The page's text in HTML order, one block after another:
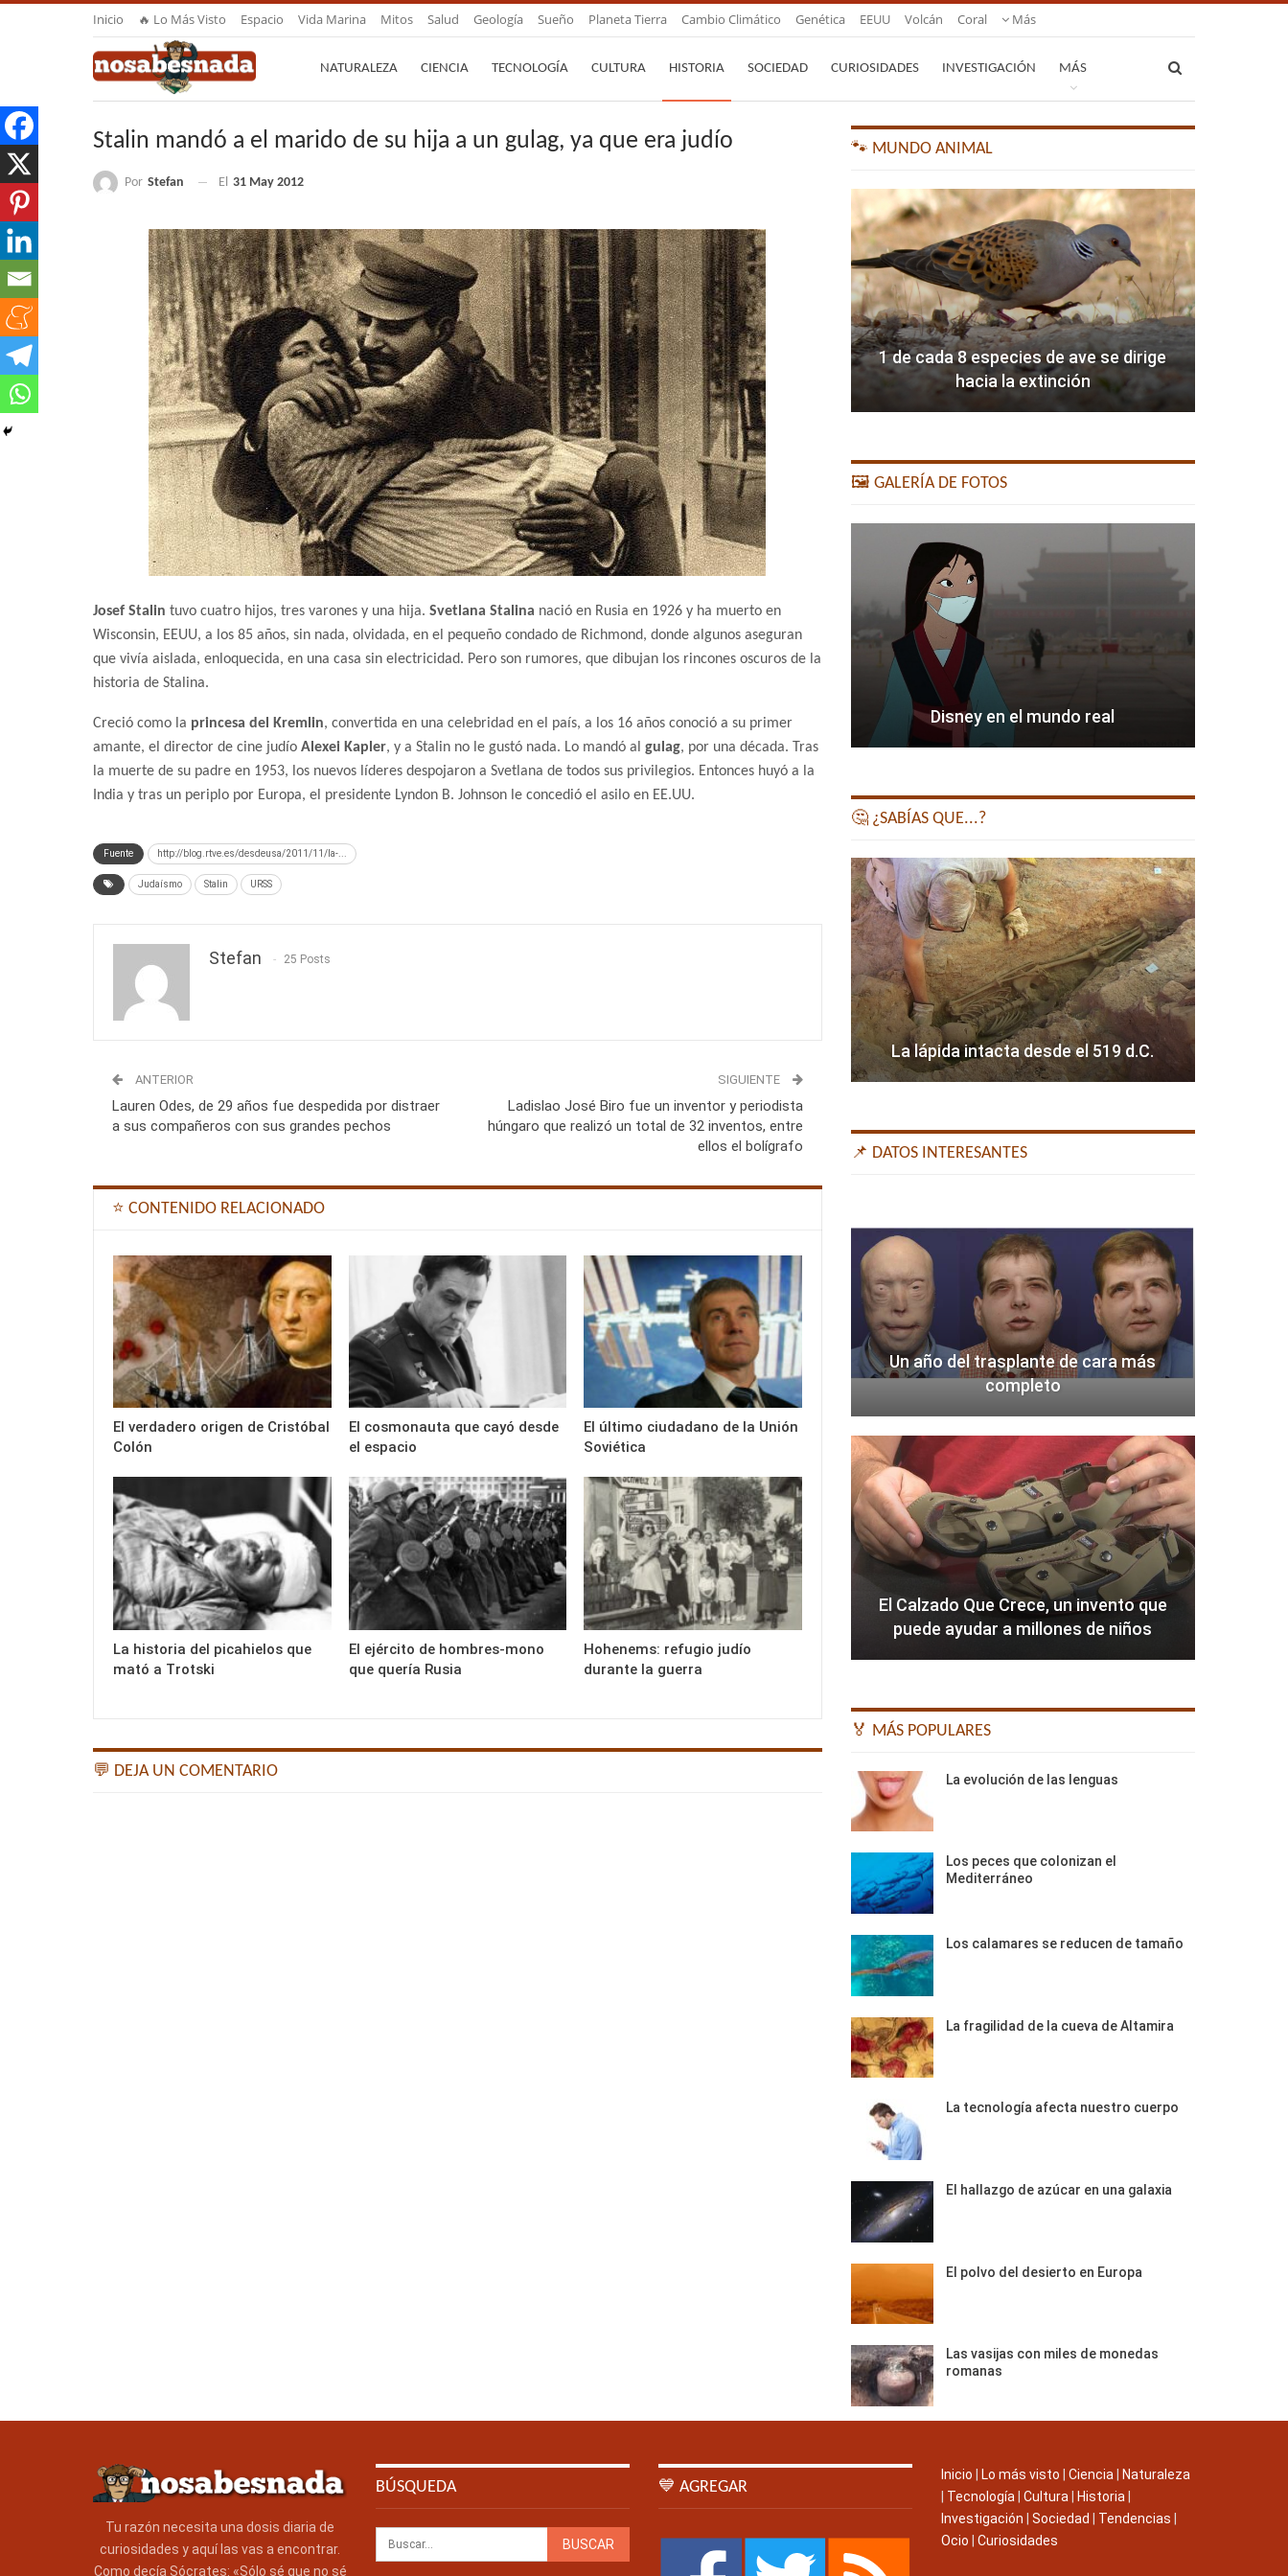
Inicio 🔥 Lo Más Visto Espacio Vida Marina Mitos Salud Geología Sueño Planeta Tierra Cambio Climático Genética EEUU Volcán Coral Más
NATURALEZA CIENCIA TECNOLOGÍA CULTURA HISTORIA SOCIEDAD CURIOSIDADES INVESTIGACIÓN MÁS
Stalin mandó a el marido de su hija a un gulag, ya que era judío
Por Stefan El 31 May 2012
Josef Stalin tuvo cuatro hijos, tres varones y una hija. Svetlana Stalina nació en Rusia en 1926 y ha muerto en
Wisconsin, EEUU, a los 85 años, sin nada, olvidada, en el pequeño condado de Richmond, donde algunos aseguran
que vivía aislada, enloquecida, en una casa sin electricidad. Pero son rumores, que dibujan los rincones oscuros de la
historia de Stalina.
Creció como la princesa del Kremlin, convertida en una celebridad en el país, a los 16 años conoció a su primer
amante, el director de cine judío Alexei Kapler, y a Stalin no le gustó nada. Lo mandó al gulag, por una década. Tras
la muerte de su padre en 1953, los nuevos líderes despojaron a Svetlana de todos sus privilegios. Entonces huyó a la
India y tras un periplo por Europa, el presidente Lyndon B. Johnson le concedió el asilo en EE.UU.
Fuente http://blog.rtve.es/desdeusa/2011/11/la-...
Judaísmo Stalin URSS
Stefan 25 Posts
ANTERIOR
Lauren Odes, de 29 años fue despedida por distraer
a sus compañeros con sus grandes pechos
SIGUIENTE
Ladislao José Biro fue un inventor y periodista
húngaro que realizó un total de 32 inventos, entre
ellos el bolígrafo
⭐ CONTENIDO RELACIONADO
El verdadero origen de Cristóbal
Colón
El cosmonauta que cayó desde
el espacio
El último ciudadano de la Unión
Soviética
La historia del picahielos que
mató a Trotski
El ejército de hombres-mono
que quería Rusia
Hohenems: refugio judío
durante la guerra
💬 DEJA UN COMENTARIO
🐾 MUNDO ANIMAL
1 de cada 8 especies de ave se dirige
hacia la extinción
🖼️ GALERÍA DE FOTOS
Disney en el mundo real
🤔 ¿SABÍAS QUE...?
La lápida intacta desde el 519 d.C.
📌 DATOS INTERESANTES
Un año del trasplante de cara más
completo
El Calzado Que Crece, un invento que
puede ayudar a millones de niños
🏅 MÁS POPULARES
La evolución de las lenguas
Los peces que colonizan el
Mediterráneo
Los calamares se reducen de tamaño
La fragilidad de la cueva de Altamira
La tecnología afecta nuestro cuerpo
El hallazgo de azúcar en una galaxia
El polvo del desierto en Europa
Las vasijas con miles de monedas
romanas
Tu razón necesita una dosis diaria de
curiosidades y aquí las vas a encontrar.
Como decía Sócrates: «Sólo sé que no sé
BÚSQUEDA 💙 AGREGAR
Inicio Lo más visto Ciencia
Naturaleza
Tecnología Cultura Historia
Investigación
Sociedad Tendencias
Ocio
Curiosidades